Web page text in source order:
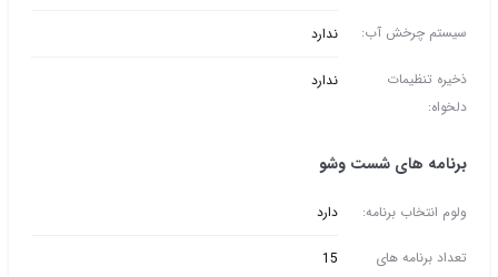
سیستم چرخش آب: ندارد
ذخیره تنظیمات
دلخواه:
ندارد
برنامه های شست وشو
ولوم انتخاب برنامه: دارد
تعداد برنامه های
15